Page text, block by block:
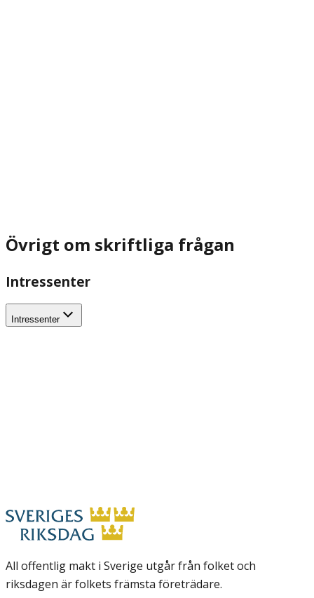
Övrigt om skriftliga frågan
Intressenter
Intressenter
All offentlig makt i Sverige utgår från folket och
riksdagen är folkets främsta företrädare.